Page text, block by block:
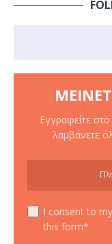
Εγγραφείτε
λαμβάνετε
I consent to
this form*